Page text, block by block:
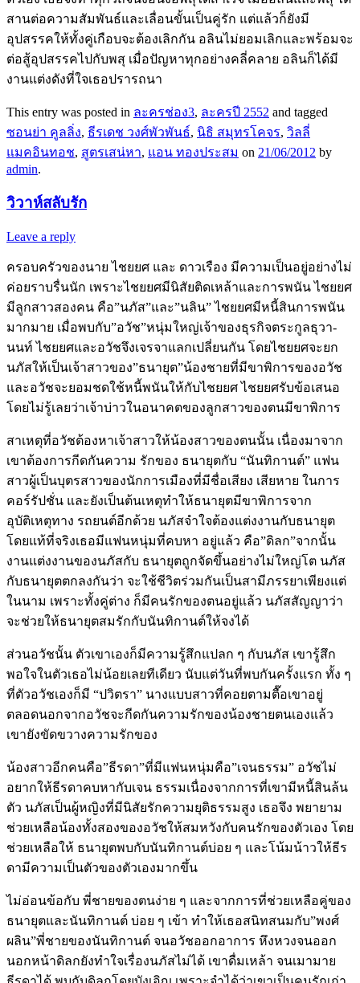
สานต่อความสัมพันธ์และเลื่อนขั้นเป็นคู่รัก แต่แล้วก็ยังมี
อุปสรรคให้ทั้งคู่เกือบจะต้องเลิกกัน อลินไม่ยอมเลิกและพร้อมจะ
ต่อสู้อุปสรรคไปกับพสุ เมื่อปัญหาทุกอย่างคลี่คลาย อลินก็ได้มี
งานแต่งดังที่ใจเธอปรารถนา
This entry was posted in ละครช่อง3, ละครปี 2552 and tagged
ซอนย่า คูลลิ่ง, ธีรเดช วงศ์พัวพันธ์, นิธิ สมุทรโคจร, วิลลี่
แมคอินทอช, สูตรเสน่หา, แอน ทองประสม on 21/06/2012 by
admin.
วิวาห์สลับรัก
Leave a reply
ครอบครัวของนาย ไชยยศ และ ดาวเรือง มีความเป็นอยู่อย่างไม่
ค่อยราบรื่นนัก เพราะไชยยศมีนิสัยติดเหล้าและการพนัน ไชยยศ
มีลูกสาวสองคน คือ”นภัส”และ”นลิน” ไชยยศมีหนี้สินการพนัน
มากมาย เมื่อพบกับ”อวัช”หนุ่มใหญ่เจ้าของธุรกิจตระกูลธุวา-
นนท์ ไชยยศและอวัชจึงเจรจาแลกเปลี่ยนกัน โดยไชยยศจะยก
นภัสให้เป็นเจ้าสาวของ”ธนายุต”น้องชายที่มีขาพิการของอวัช
และอวัชจะยอมชดใช้หนี้พนันให้กับไชยยศ ไชยยศรับข้อเสนอ
โดยไม่รู้เลยว่าเจ้าบ่าวในอนาคตของลูกสาวของตนมีขาพิการ
สาเหตุที่อวัชต้องหาเจ้าสาวให้น้องสาวของตนนั้น เนื่องมาจาก
เขาต้องการกีดกันความ รักของ ธนายุตกับ “นันทิกานต์” แฟน
สาวผู้เป็นบุตรสาวของนักการเมืองที่มีชื่อเสียง เสียหาย ในการ
คอร์รัปชั่น และยังเป็นต้นเหตุทำให้ธนายุตมีขาพิการจาก
อุบัติเหตุทาง รถยนต์อีกด้วย นภัสจำใจต้องแต่งงานกับธนายุต
โดยแท้ที่จริงเธอมีแฟนหนุ่มที่คบหา อยู่แล้ว คือ”ดิลก”จากนั้น
งานแต่งงานของนภัสกับ ธนายุตถูกจัดขึ้นอย่างไม่ใหญ่โต นภัส
กับธนายุตตกลงกันว่า จะใช้ชีวิตร่วมกันเป็นสามีภรรยาเพียงแต่
ในนาม เพราะทั้งคู่ต่าง ก็มีคนรักของตนอยู่แล้ว นภัสสัญญาว่า
จะช่วยให้ธนายุตสมรักกับนันทิกานต์ให้จงได้
ส่วนอวัชนั้น ตัวเขาเองก็มีความรู้สึกแปลก ๆ กับนภัส เขารู้สึก
พอใจในตัวเธอไม่น้อยเลยทีเดียว นับแต่วันที่พบกันครั้งแรก ทั้ง ๆ
ที่ตัวอวัชเองก็มี “ปวิตรา” นางแบบสาวที่คอยตามตื๊อเขาอยู่
ตลอดนอกจากอวัชจะกีดกันความรักของน้องชายตนเองแล้ว
เขายังขัดขวางความรักของ
น้องสาวอีกคนคือ”ธีรดา”ที่มีแฟนหนุ่มคือ”เจนธรรม” อวัชไม่
อยากให้ธีรดาคบหากับเจน ธรรมเนื่องจากการที่เขามีหนี้สินล้น
ตัว นภัสเป็นผู้หญิงที่มีนิสัยรักความยุติธรรมสูง เธอจึง พยายาม
ช่วยเหลือน้องทั้งสองของอวัชให้สมหวังกับคนรักของตัวเอง โดย
ช่วยเหลือให้ ธนายุตพบกับนันทิกานต์บ่อย ๆ และโน้มน้าวให้ธีร
ดามีความเป็นตัวของตัวเองมากขึ้น
ไม่อ่อนข้อกับ พี่ชายของตนง่าย ๆ และจากการที่ช่วยเหลือคู่ของ
ธนายุตและนันทิกานต์ บ่อย ๆ เข้า ทำให้เธอสนิทสนมกับ”พงศ์
ผลิน”พี่ชายของนันทิกานต์ จนอวัชออกอาการ หึงหวงจนออก
นอกหน้าดิลกยังทำใจเรื่องนภัสไม่ได้ เขาดื่มเหล้า จนเมามาย